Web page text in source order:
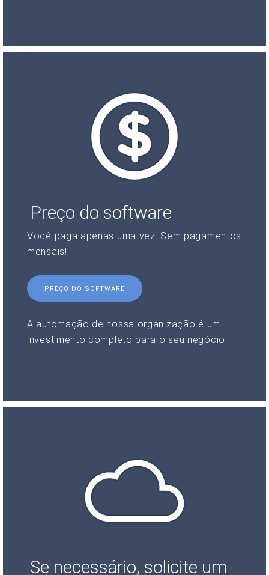
Preço do software
Você paga apenas uma vez. Sem pagamentos
mensais!
PREÇO DO SOFTWARE
A automação de nossa organização é um
investimento completo para o seu negócio!
Se necessário, solicite um